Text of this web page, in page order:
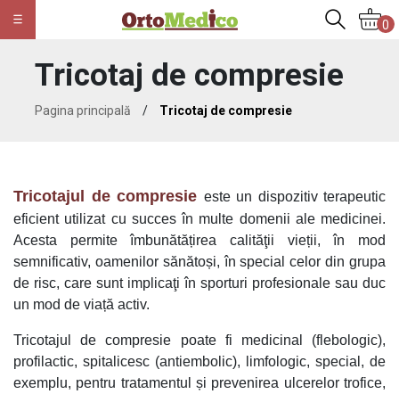
0
Tricotaj de compresie
Pagina principală / Tricotaj de compresie
Tricotajul de compresie este un dispozitiv terapeutic
eficient utilizat cu succes în multe domenii ale medicinei.
Acesta permite îmbunătățirea calităţii vieții, în mod
semnificativ, oamenilor sănătoși, în special celor din grupa
de risc, care sunt implicaţi în sporturi profesionale sau duc
un mod de viață activ.
Tricotajul de compresie poate fi medicinal (flebologic),
profilactic, spitalicesc (antiembolic), limfologic, special, de
exemplu, pentru tratamentul și prevenirea ulcerelor trofice,